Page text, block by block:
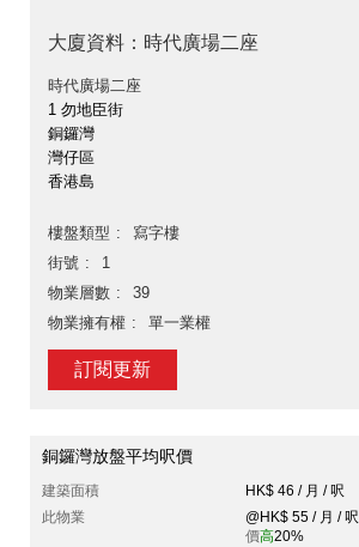
大廈資料：時代廣場二座
時代廣場二座
1 勿地臣街
銅鑼灣
灣仔區
香港島
樓盤類型
寫字樓
街號
1
物業層數
39
物業擁有權
單一業權
訂閱更新
銅鑼灣放盤平均呎價
建築面積
HK$ 46 / 月 / 呎
此物業
@HK$ 55 / 月 / 呎
價高20%